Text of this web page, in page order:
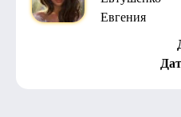
Евгения